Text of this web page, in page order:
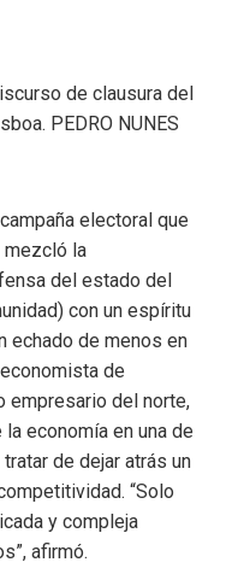
de clausura del
PEDRO NUNES
electoral que
mezcló la
del estado del
con un espíritu
echado de menos en
de
empresario del norte,
economía en una de
de dejar atrás un
“Solo
y compleja
afirmó.